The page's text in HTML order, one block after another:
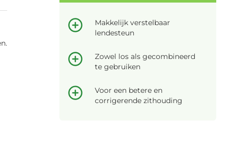
Makkelijk verstelbaar
lendesteun
Zowel los als gecombineerd
te gebruiken
Voor een betere en
corrigerende zithouding